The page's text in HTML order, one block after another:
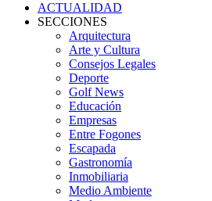
ACTUALIDAD
SECCIONES
Arquitectura
Arte y Cultura
Consejos Legales
Deporte
Golf News
Educación
Empresas
Entre Fogones
Escapada
Gastronomía
Inmobiliaria
Medio Ambiente